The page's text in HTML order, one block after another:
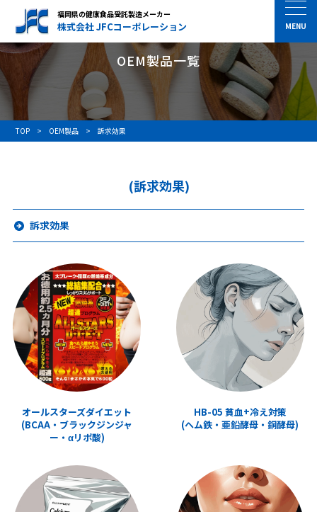
福岡県の健康食品受託製造メーカー
株式会社 JFCコーポレーション
OEM製品一覧
TOP OEM製品 訴求効果
(訴求効果)
訴求効果
オールスターズダイエット
(BCAA・ブラックジンジャ
ー・αリポ酸)
HB-05 貧血+冷え対策
(ヘム鉄・亜鉛酵母・銅酵母)